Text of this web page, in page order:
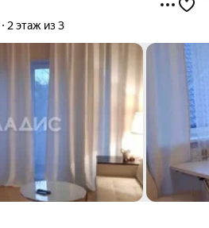
2 этаж из 3